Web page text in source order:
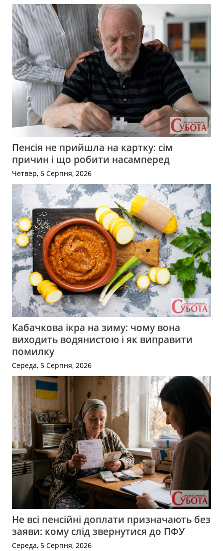
Пенсія не прийшла на картку: сім
причин і що робити насамперед
Четвер, 6 Серпня, 2026
Кабачкова ікра на зиму: чому вона
виходить водянистою і як виправити
помилку
Середа, 5 Серпня, 2026
Не всі пенсійні доплати призначають без
заяви: кому слід звернутися до ПФУ
Середа, 5 Серпня, 2026